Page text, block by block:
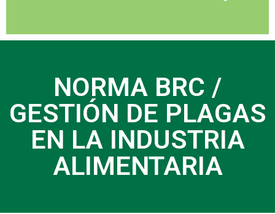
NORMA BRC /
GESTIÓN DE PLAGAS
EN LA INDUSTRIA
ALIMENTARIA